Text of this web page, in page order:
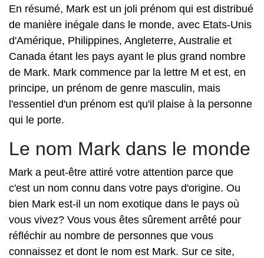
En résumé, Mark est un joli prénom qui est distribué
de manière inégale dans le monde, avec Etats-Unis
d'Amérique, Philippines, Angleterre, Australie et
Canada étant les pays ayant le plus grand nombre
de Mark. Mark commence par la lettre M et est, en
principe, un prénom de genre masculin, mais
l'essentiel d'un prénom est qu'il plaise à la personne
qui le porte.
Le nom Mark dans le monde
Mark a peut-être attiré votre attention parce que
c'est un nom connu dans votre pays d'origine. Ou
bien Mark est-il un nom exotique dans le pays où
vous vivez? Vous vous êtes sûrement arrêté pour
réfléchir au nombre de personnes que vous
connaissez et dont le nom est Mark. Sur ce site,